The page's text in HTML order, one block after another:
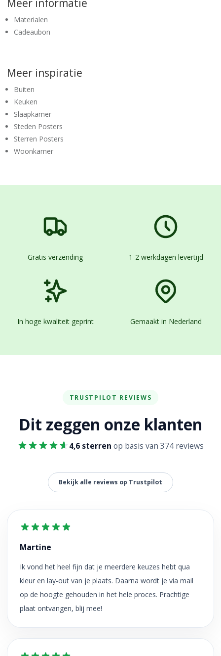
Materialen
Cadeaubon
Meer inspiratie
Buiten
Keuken
Slaapkamer
Steden Posters
Sterren Posters
Woonkamer
Gratis verzending 1-2 werkdagen levertijd
In hoge kwaliteit geprint Gemaakt in Nederland
TRUSTPILOT REVIEWS
Dit zeggen onze klanten
4,6 sterren op basis van 374 reviews
Bekijk alle reviews op Trustpilot
Martine
Ik vond het heel fijn dat je meerdere keuzes hebt qua
kleur en lay-out van je plaats. Daarna wordt je via mail
op de hoogte gehouden in het hele proces. Prachtige
plaat ontvangen, blij mee!